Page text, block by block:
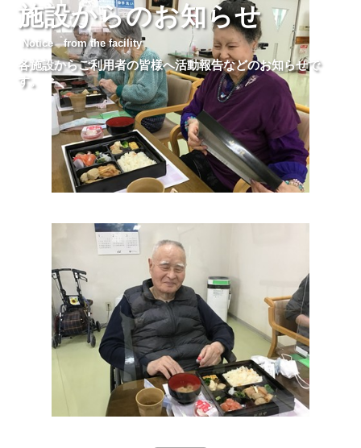
施設からのお知らせ
Notice from the facility
各施設からご利用者の皆様へ活動報告などのお知らせで
す。